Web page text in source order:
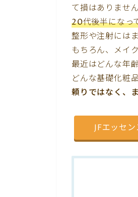
て損はありません
20代後半になっ
整形や注射には
もちろん、メイ
最近はどんな年
どんな基礎化粧
頼りではなく、
JFエッセ